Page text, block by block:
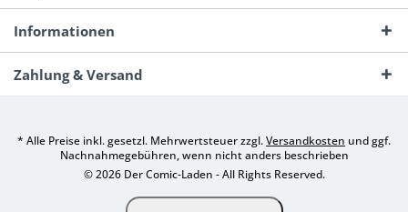
Informationen
Zahlung & Versand
* Alle Preise inkl. gesetzl. Mehrwertsteuer zzgl.Versandkosten und ggf.
Nachnahmegebühren, wenn nicht anders beschrieben
© 2026 Der Comic-Laden - All Rights Reserved.